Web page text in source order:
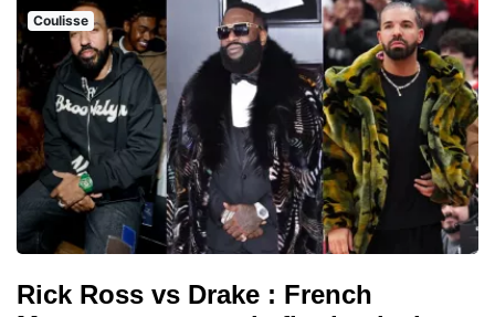
Coulisse
Rick Ross vs Drake : French